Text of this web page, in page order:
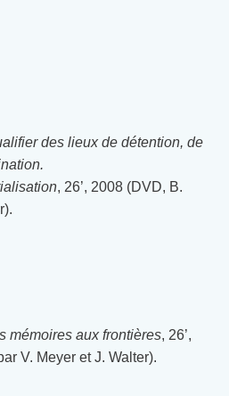
des lieux de détention, de
, 26’, 2008 (DVD, B.
mémoires aux frontières, 26’,
V. Meyer et J. Walter).